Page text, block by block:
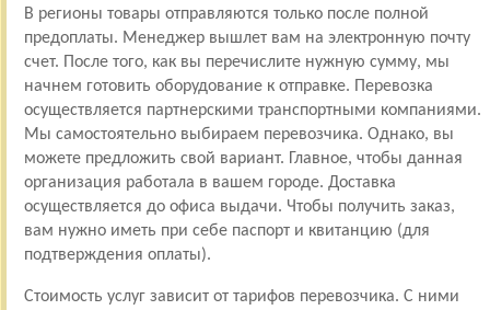
В регионы товары отправляются только после полной
предоплаты. Менеджер вышлет вам на электронную почту
счет. После того, как вы перечислите нужную сумму, мы
начнем готовить оборудование к отправке. Перевозка
осуществляется партнерскими транспортными компаниями.
Мы самостоятельно выбираем перевозчика. Однако, вы
можете предложить свой вариант. Главное, чтобы данная
организация работала в вашем городе. Доставка
осуществляется до офиса выдачи. Чтобы получить заказ,
вам нужно иметь при себе паспорт и квитанцию (для
подтверждения оплаты).
Стоимость услуг зависит от тарифов перевозчика. С ними